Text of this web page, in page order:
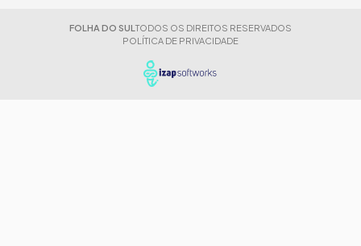
FOLHA DO SUL TODOS OS DIREITOS RESERVADOS
POLÍTICA DE PRIVACIDADE